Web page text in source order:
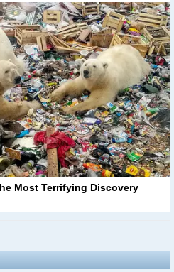
Most Terrifying Discovery